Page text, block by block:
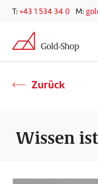
Zur Hauptnavigation
Zum Hauptinhalt
T:Telefonnummer
+43 1 534 34 0 M:E-
Zurück
Wissen